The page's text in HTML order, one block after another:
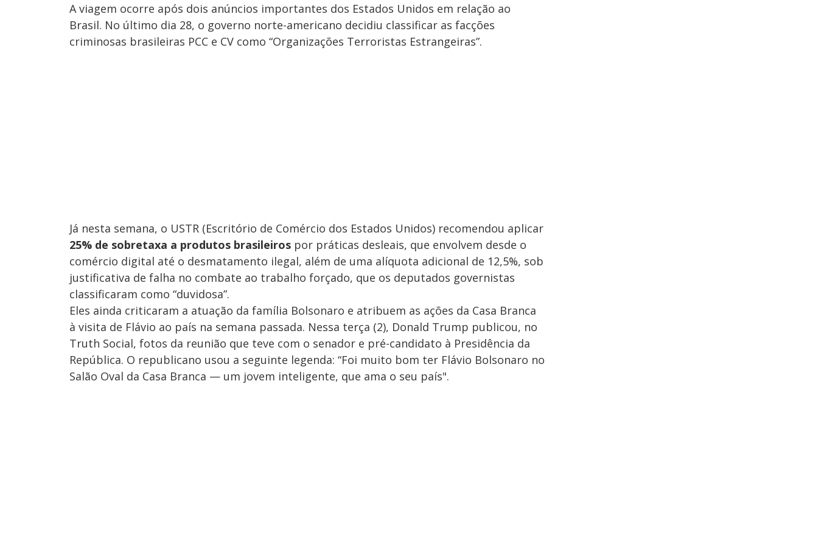
A viagem ocorre após dois anúncios importantes dos Estados Unidos em relação ao
Brasil. No último dia 28, o governo norte-americano decidiu classificar as facções
criminosas brasileiras PCC e CV como “Organizações Terroristas Estrangeiras”.
Já nesta semana, o USTR (Escritório de Comércio dos Estados Unidos) recomendou aplicar
25% de sobretaxa a produtos brasileiros por práticas desleais, que envolvem desde o
comércio digital até o desmatamento ilegal, além de uma alíquota adicional de 12,5%, sob
justificativa de falha no combate ao trabalho forçado, que os deputados governistas
classificaram como “duvidosa”.
Eles ainda criticaram a atuação da família Bolsonaro e atribuem as ações da Casa Branca
à visita de Flávio ao país na semana passada. Nessa terça (2), Donald Trump publicou, no
Truth Social, fotos da reunião que teve com o senador e pré-candidato à Presidência da
República. O republicano usou a seguinte legenda: “Foi muito bom ter Flávio Bolsonaro no
Salão Oval da Casa Branca — um jovem inteligente, que ama o seu país".